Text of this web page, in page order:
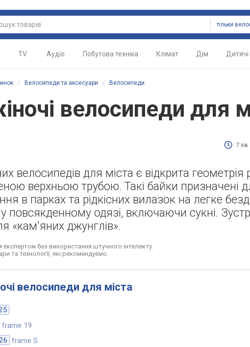
тільки
TV Аудіо Побутова техніка Клімат Дім
/ Велосипеди та аксесуари / Велосипеди
велосипеди для
7 хв
велосипедів для міста є відкрита
верхньою трубою. Такі байки призначені
в парках та рідкісних вилазок на легке
повсякденному одязі, включаючи сукні.
«кам'яних джунглів».
без використання штучного інтелекту.
та технології, які рекомендуємо.
велосипеди для міста
frame 19
frame S